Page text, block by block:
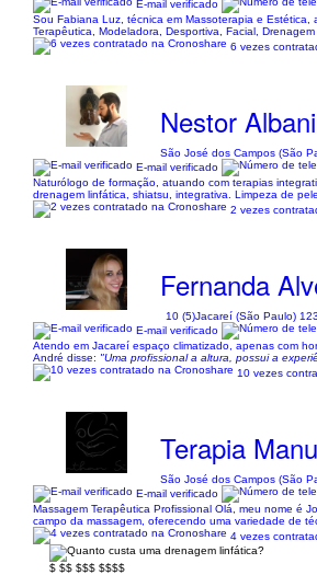
E-mail verificado
Sou Fabiana Luz, técnica em Massoterapia e
Terapêutica, Modeladora, Desportiva, Facial,
6 vezes
Nestor Albani
São José dos Campos (São
E-mail verificado
Naturólogo de formação, atuando com terapias
drenagem linfática, shiatsu, integrativa. Limpeza de
2 vezes
Fernanda
10 (5)Jacareí (São Paulo)
E-mail verificado
Atendo em Jacareí espaço climatizado, apenas com
André disse: "Uma profissional a altura, possui a
10 vezes
Terapia
São José dos Campos (São
E-mail verificado
Massagem Terapêutica Profissional Olá, meu nome é
campo da massagem, oferecendo uma variedade de
4 vezes
$ $$ $$$ $$$$